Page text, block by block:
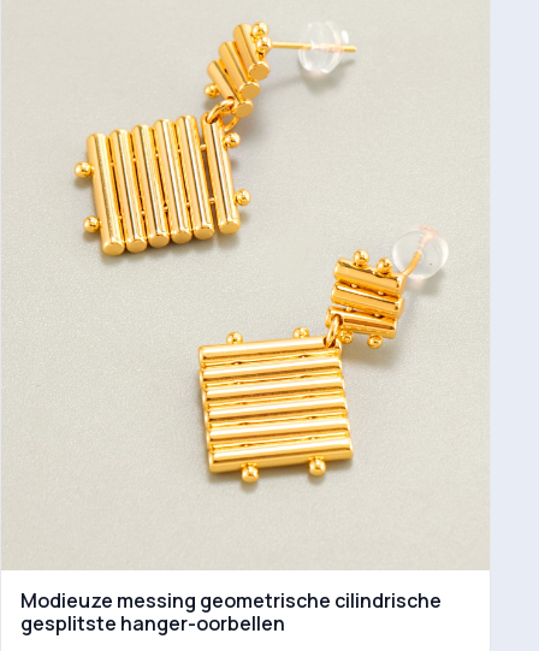
Modieuze messing geometrische cilindrische
gesplitste hanger-oorbellen